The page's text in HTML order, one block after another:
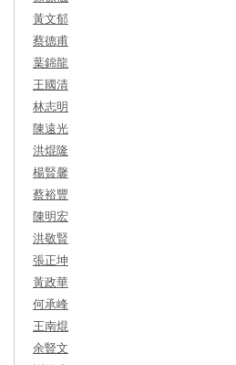
黃文郁
蔡德甫
葉錦龍
王國清
林志明
陳遠光
洪焜隆
楊賢馨
蔡裕豐
陳明宏
洪敬賢
張正坤
黃政華
何承峰
王南焜
余豎文